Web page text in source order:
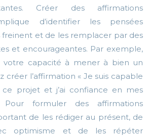
Créer des affirmations
d’identifier les pensées
freinent et de les remplacer par des
et encourageantes. Par exemple,
votre capacité à mener à bien un
créer l’affirmation « Je suis capable
projet et j’ai confiance en mes
Pour formuler des affirmations
de les rédiger au présent, de
optimisme et de les répéter